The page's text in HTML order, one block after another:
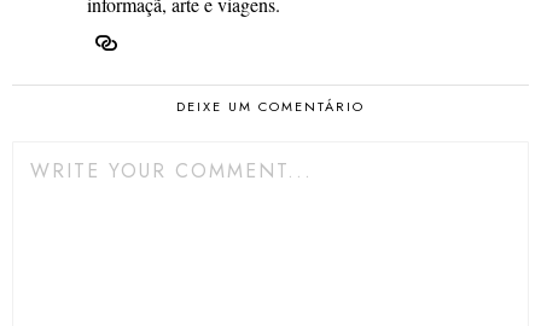
DEIXE UM COMENTÁRIO